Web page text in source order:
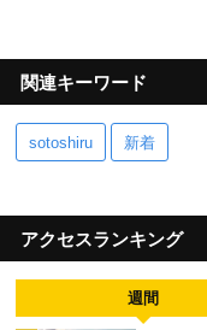
関連キーワード
sotoshiru 新着
アクセスランキング
週間